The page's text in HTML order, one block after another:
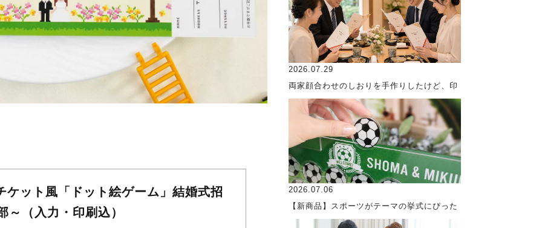
ケット風「ドット絵ゲーム」結婚式招
～（入力・印刷込）
2026.07.29
両家顔合わせのしおりを手作りしたけど、印
2026.07.06
【新商品】スポーツがテーマの挙式にぴった